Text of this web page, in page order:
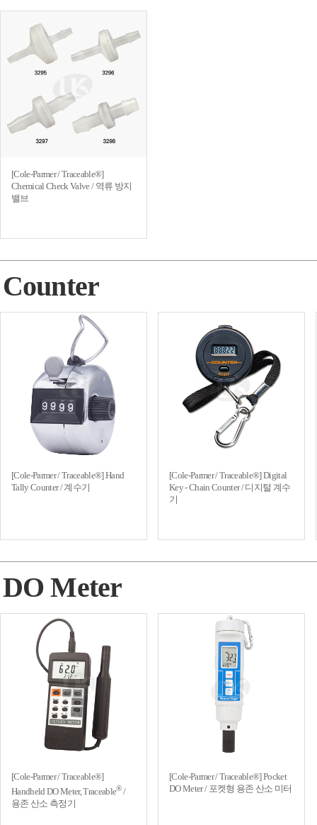
[Cole-Parmer / Traceable®]
Chemical Check Valve / 역류 방지
밸브
Counter
[Cole-Parmer / Traceable®] Hand
Tally Counter / 계수기
[Cole-Parmer / Traceable®] Digital
Key - Chain Counter / 디지털 계수
기
DO Meter
[Cole-Parmer / Traceable®]
Handheld DO Meter, Traceable®/
용존 산소 측정기
[Cole-Parmer / Traceable®] Pocket
DO Meter / 포켓형 용존 산소 미터